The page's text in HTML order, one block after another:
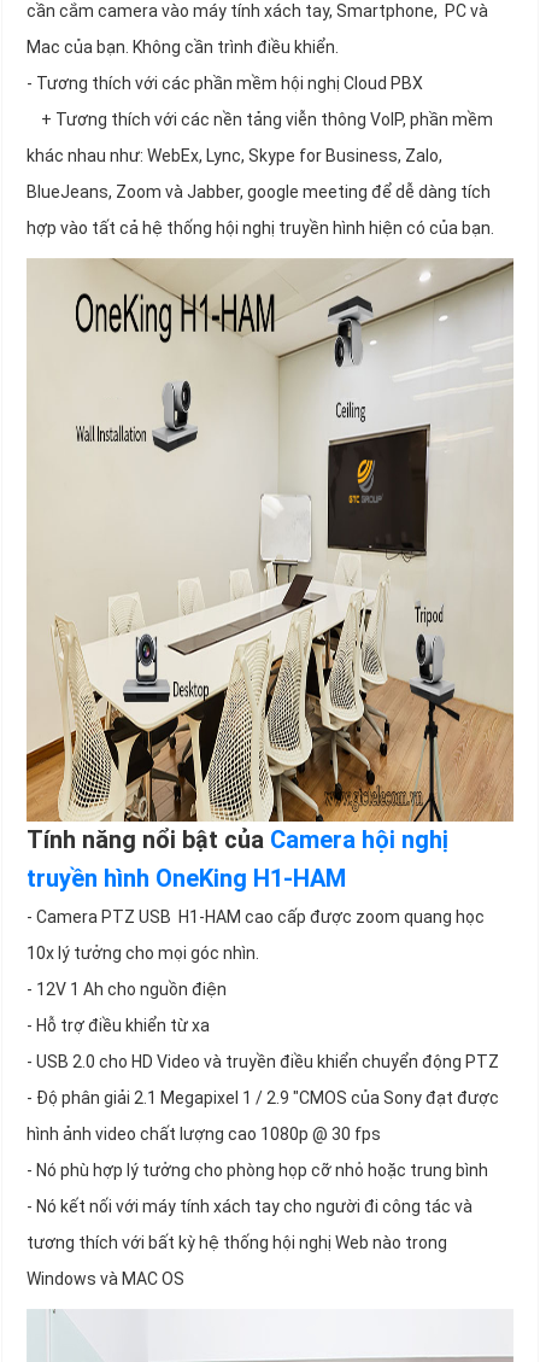
cần cắm camera vào máy tính xách tay, Smartphone, PC và
Mac của bạn. Không cần trình điều khiển.
- Tương thích với các phần mềm hội nghị Cloud PBX
+ Tương thích với các nền tảng viễn thông VoIP, phần mềm
khác nhau như: WebEx, Lync, Skype for Business, Zalo,
BlueJeans, Zoom và Jabber, google meeting để dễ dàng tích
hợp vào tất cả hệ thống hội nghị truyền hình hiện có của bạn.
Tính năng nổi bật của Camera hội nghị
truyền hình OneKing H1-HAM
- Camera PTZ USB H1-HAM cao cấp được zoom quang học
10x lý tưởng cho mọi góc nhìn.
- 12V 1 Ah cho nguồn điện
- Hỗ trợ điều khiển từ xa
- USB 2.0 cho HD Video và truyền điều khiển chuyển động PTZ
- Độ phân giải 2.1 Megapixel 1 / 2.9 "CMOS của Sony đạt được
hình ảnh video chất lượng cao 1080p @ 30 fps
- Nó phù hợp lý tưởng cho phòng họp cỡ nhỏ hoặc trung bình
- Nó kết nối với máy tính xách tay cho người đi công tác và
tương thích với bất kỳ hệ thống hội nghị Web nào trong
Windows và MAC OS